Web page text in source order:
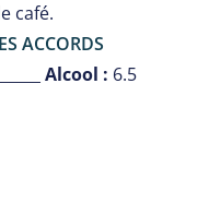
café.
ACCORDS
Alcool : 6.5